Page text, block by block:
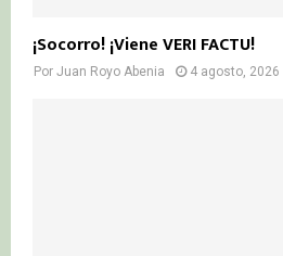
¡Socorro! ¡Viene VERI FACTU!
Por Juan Royo Abenia 4 agosto, 2026